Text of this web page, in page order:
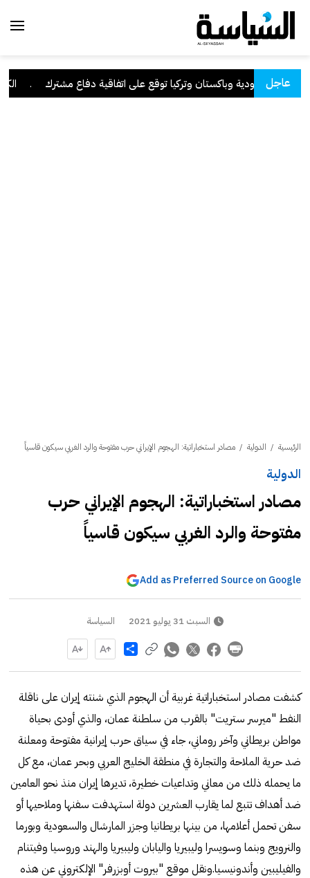
عاجل
السعودية وباكستان وتركيا توقع على اتفاقية دفاع مشترك
الرئيسية / الدولية / مصادر استخباراتية: الهجوم الإيراني حرب مفتوحة والرد الغربي سيكون قاسياً
الدولية
مصادر استخباراتية: الهجوم الإيراني حرب
مفتوحة والرد الغربي سيكون قاسياً
Add as Preferred Source on Google
السبت 31 يوليو 2021 السياسة
Share
كشفت مصادر استخباراتية غربية أن الهجوم الذي شنته إيران على ناقلة
النفط "ميرسر ستريت" بالقرب من سلطنة عمان، والذي أودى بحياة
مواطن بريطاني وآخر روماني، جاء في سياق حرب إيرانية مفتوحة ومعلنة
ضد حرية الملاحة والتجارة في منطقة الخليج العربي وبحر عمان، مع كل
ما يحمله ذلك من معاني وتداعيات خطيرة، تديرها إيران منذ نحو العامين
ضد أهداف تتبع لما يقارب العشرين دولة استهدفت سفنها وملاحيها أو
سفن تحمل أعلامها، من بينها بريطانيا وجزر المارشال والسعودية وبورما
والنرويج وبنما وسويسرا وليبيريا واليابان وليبيريا والهند وروسيا وفيتنام
والفيليبين وأندونيسيا.ونقل موقع "بيروت أوبزرفر" الإلكتروني عن هذه